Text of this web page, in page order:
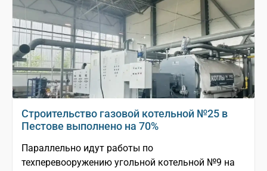
Строительство газовой котельной №25 в
Пестове выполнено на 70%
Параллельно идут работы по
техперевооружению угольной котельной №9 на